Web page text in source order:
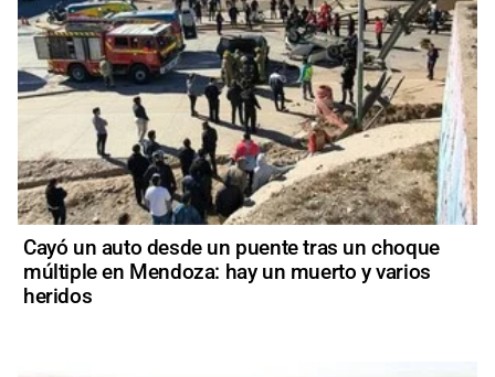
Cayó un auto desde un puente tras un choque
múltiple en Mendoza: hay un muerto y varios
heridos